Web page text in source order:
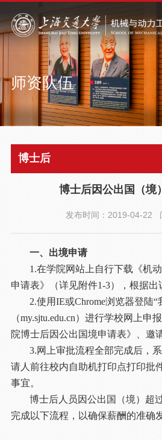
师资队伍
博士后
博士后因公出国（境
发布时间：2019-04-22
一、出境申请
1.在学院网站上自行下载《机
申请表》（详见附件1-3），根据出
2.使用IE或Chrome浏览器登陆
（my.sjtu.edu.cn）进行学校网上申
院博士后因公出国境申请表》、邀
3.网上审批流程全部完成后，
请人前往校内自助机打印点打印批
事宜。
博士后人员因公出国（境）超
完成以下流程，以确保薪酬的准确